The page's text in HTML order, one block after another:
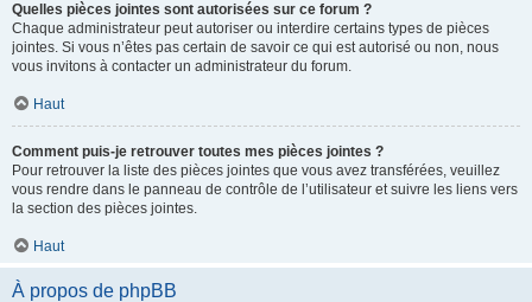
Quelles pièces jointes sont autorisées sur ce forum ?
Chaque administrateur peut autoriser ou interdire certains types de pièces
jointes. Si vous n’êtes pas certain de savoir ce qui est autorisé ou non, nous
vous invitons à contacter un administrateur du forum.
Haut
Comment puis-je retrouver toutes mes pièces jointes ?
Pour retrouver la liste des pièces jointes que vous avez transférées, veuillez
vous rendre dans le panneau de contrôle de l’utilisateur et suivre les liens vers
la section des pièces jointes.
Haut
À propos de phpBB